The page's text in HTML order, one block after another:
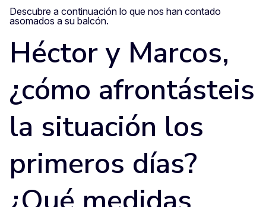
Descubre a continuación lo que nos han contado
asomados a su balcón.
Héctor y Marcos,
¿cómo afrontásteis
la situación los
primeros días?